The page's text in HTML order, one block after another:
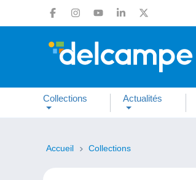
Collections Actualités
Accueil Collections